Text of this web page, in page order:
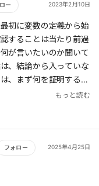
ー 2023年2月10日
初に変数の定義から始
することは当たり前過
が言いたいのか聞いて
、結論から入っていな
、まず何を証明するか
もっと読む
フォロー 2025年4月25日